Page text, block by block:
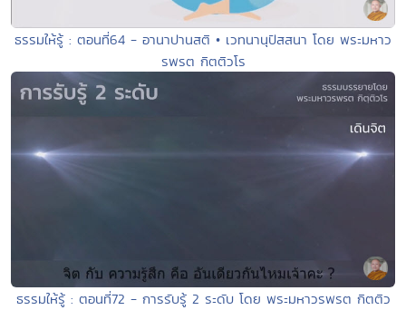
ธรรมให้รู้ : ตอนที่64 - อานาปานสติ • เวทนานุปัสสนา โดย พระมหาว
รพรต กิตติวโร
ธรรมให้รู้ : ตอนที่72 - การรับรู้ 2 ระดับ โดย พระมหาวรพรต กิตติว